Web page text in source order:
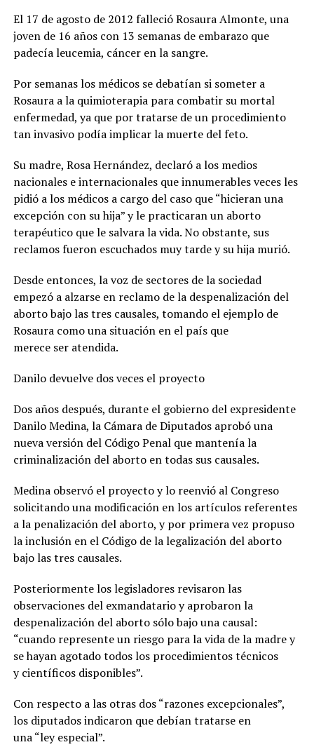
El 17 de agosto de 2012 falleció Rosaura Almonte, una
joven de 16 años con 13 semanas de embarazo que
padecía leucemia, cáncer en la sangre.
Por semanas los médicos se debatían si someter a
Rosaura a la quimioterapia para combatir su mortal
enfermedad, ya que por tratarse de un procedimiento
tan invasivo podía implicar la muerte del feto.
Su madre, Rosa Hernández, declaró a los medios
nacionales e internacionales que innumerables veces les
pidió a los médicos a cargo del caso que “hicieran una
excepción con su hija” y le practicaran un aborto
terapéutico que le salvara la vida. No obstante, sus
reclamos fueron escuchados muy tarde y su hija murió.
Desde entonces, la voz de sectores de la sociedad
empezó a alzarse en reclamo de la despenalización del
aborto bajo las tres causales, tomando el ejemplo de
Rosaura como una situación en el país que
merece ser atendida.
Danilo devuelve dos veces el proyecto
Dos años después, durante el gobierno del expresidente
Danilo Medina, la Cámara de Diputados aprobó una
nueva versión del Código Penal que mantenía la
criminalización del aborto en todas sus causales.
Medina observó el proyecto y lo reenvió al Congreso
solicitando una modificación en los artículos referentes
a la penalización del aborto, y por primera vez propuso
la inclusión en el Código de la legalización del aborto
bajo las tres causales.
Posteriormente los legisladores revisaron las
observaciones del exmandatario y aprobaron la
despenalización del aborto sólo bajo una causal:
“cuando represente un riesgo para la vida de la madre y
se hayan agotado todos los procedimientos técnicos
y científicos disponibles”.
Con respecto a las otras dos “razones excepcionales”,
los diputados indicaron que debían tratarse en
una “ley especial”.